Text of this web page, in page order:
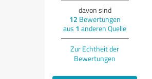
davon sind
12 Bewertungen
aus 1 anderen Quelle
Zur Echtheit der
Bewertungen